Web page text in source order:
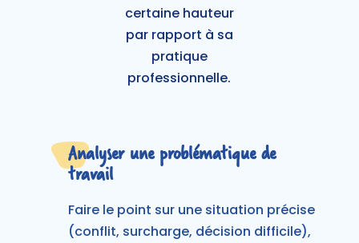
certaine hauteur
par rapport à sa
pratique
professionnelle.
Analyser une problématique de
travail
Faire le point sur une situation précise
(conflit, surcharge, décision difficile),